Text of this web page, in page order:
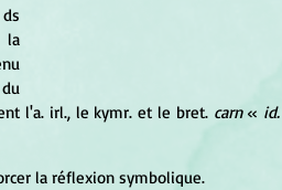
la
l'a. irl., le kymr. et le bret. carn « id.
la réflexion symbolique.